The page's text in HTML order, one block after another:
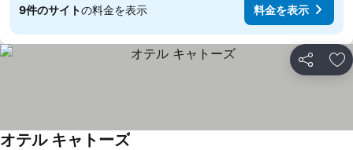
9件のサイトの料金を表示 料金を表示
シェア お
オテル キャトーズ